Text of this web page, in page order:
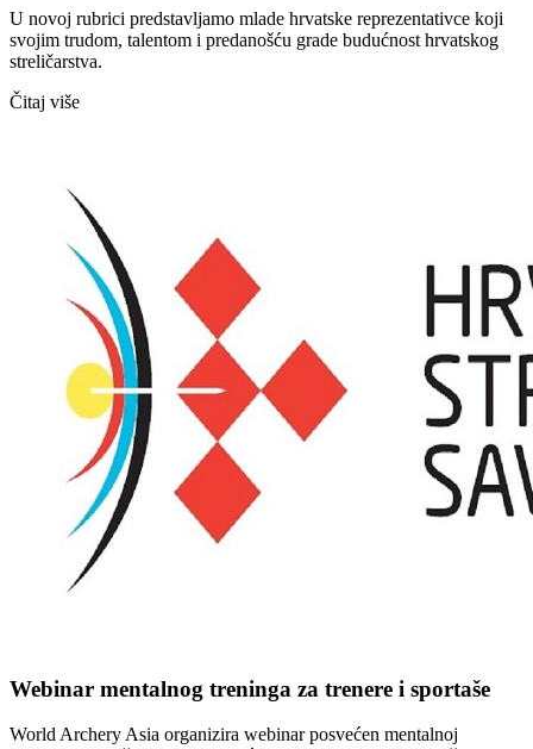
U novoj rubrici predstavljamo mlade hrvatske reprezentativce koji
svojim trudom, talentom i predanošću grade budućnost hrvatskog
streličarstva.
Čitaj više
Webinar mentalnog treninga za trenere i sportaše
World Archery Asia organizira webinar posvećen mentalnoj